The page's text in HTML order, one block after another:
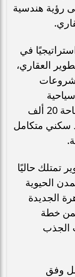
على رؤية هندسية
تحولًا استراتيجيًا في
العقاري،
وممشى تجاري وترفيهى على مساحة 20 ألف
سكني متكامل
تمتلك حاليًا
الحيوية
الجديدة
خطة
الجذب
وفق